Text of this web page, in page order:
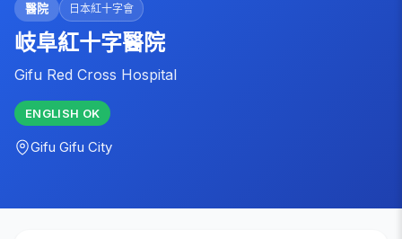
醫院 日本紅十字會
岐阜紅十字醫院
Gifu Red Cross Hospital
ENGLISH OK
Gifu Gifu City